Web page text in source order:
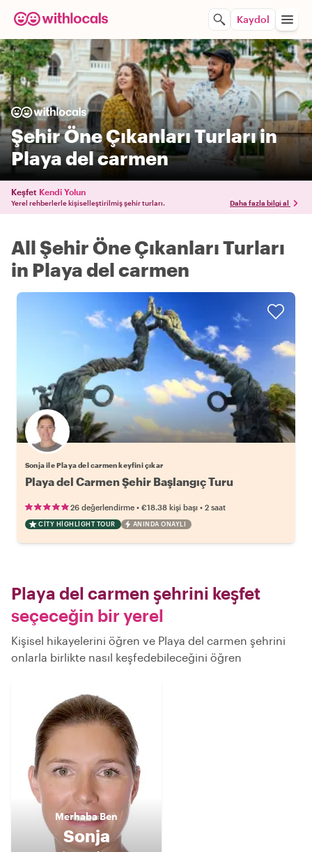
Kaydol
Şehir Öne Çıkanları Turları in
Playa del carmen
Keşfet Kendi Yolun
Yerel rehberlerle kişiselleştirilmiş şehir turları. Daha fazla bilgi al
All Şehir Öne Çıkanları Turları
in Playa del carmen
Sonja ile Playa del carmen keyfini çıkar
Playa del Carmen Şehir Başlangıç Turu
26 değerlendirme • €18.38 kişi başı • 2 saat
CITY HIGHLIGHT TOUR ANINDA ONAYLI
Playa del carmen şehrini keşfet
seçeceğin bir yerel
Kişisel hikayelerini öğren ve Playa del carmen şehrini
onlarla birlikte nasıl keşfedebileceğini öğren
MerhabaBen
Sonja